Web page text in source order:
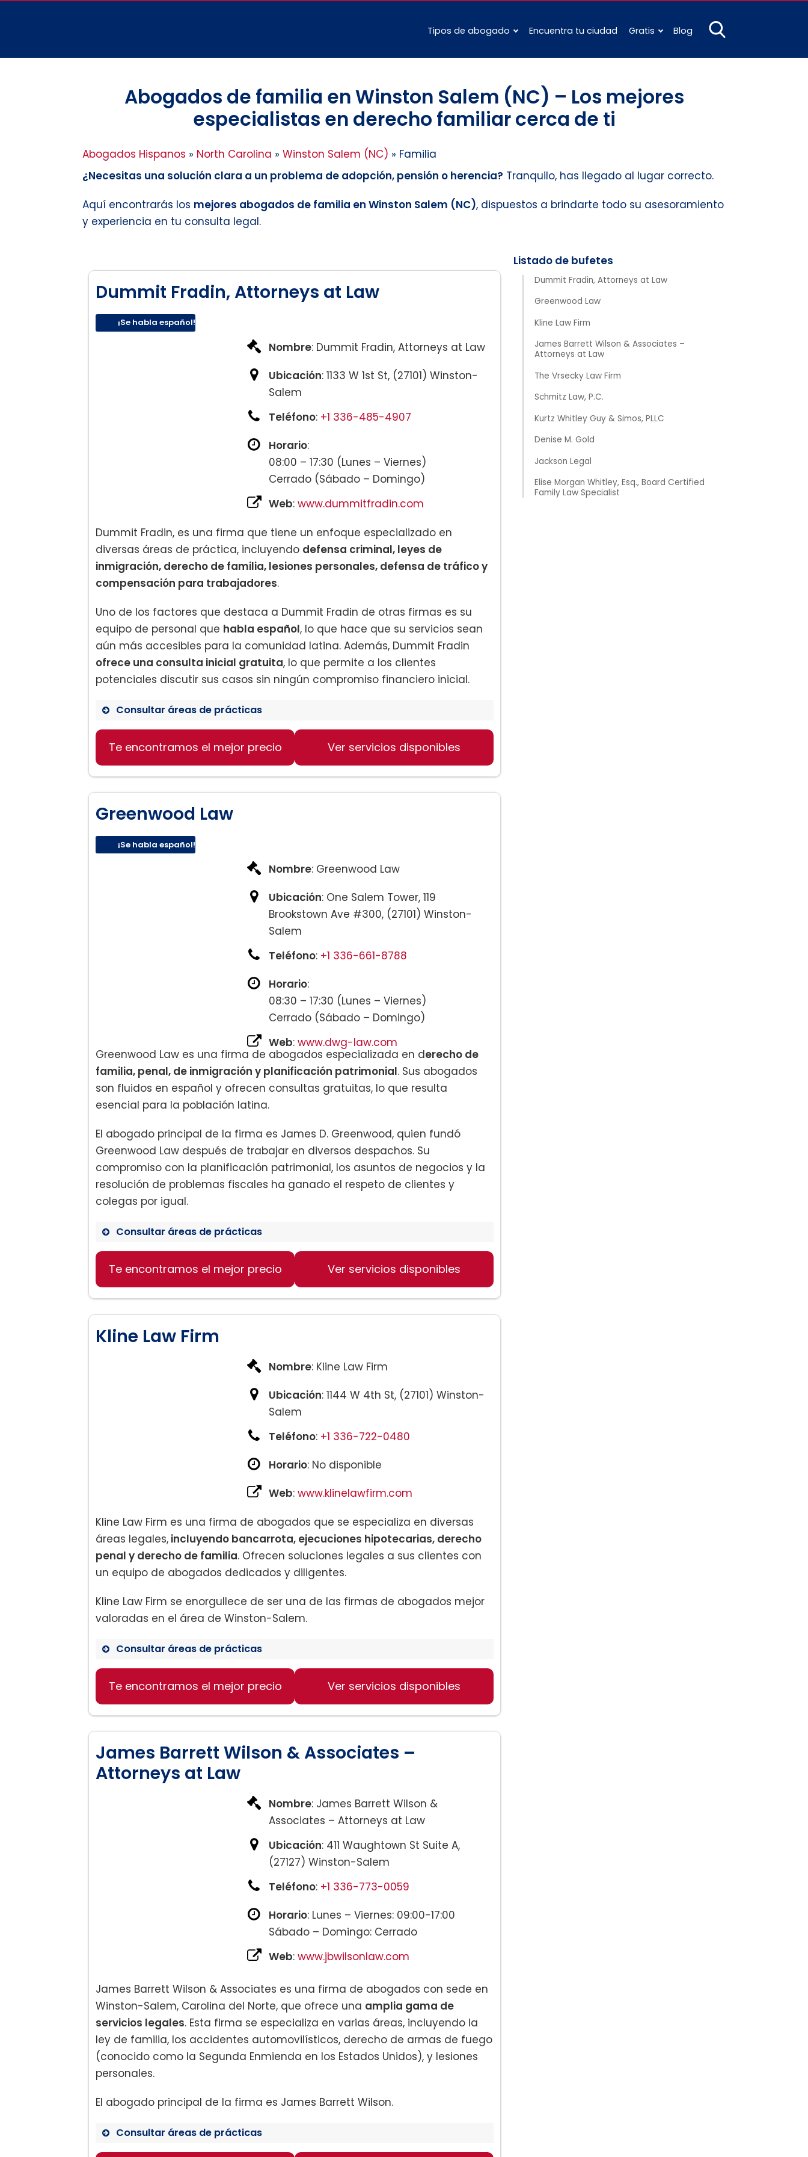
Tipos de abogado Encuentra tu ciudad Gratis Blog
Abogados de familia en Winston Salem (NC) – Los mejores
especialistas en derecho familiar cerca de ti
Abogados Hispanos » North Carolina » Winston Salem (NC) » Familia
¿Necesitas una solución clara a un problema de adopción, pensión o herencia? Tranquilo, has llegado al lugar correcto.
Aquí encontrarás los mejores abogados de familia en Winston Salem (NC), dispuestos a brindarte todo su asesoramiento
y experiencia en tu consulta legal.
Dummit Fradin, Attorneys at Law
Greenwood Law
Kline Law Firm
James Barrett Wilson & Associates –
Attorneys at Law
The Vrsecky Law Firm
Schmitz Law, P.C.
Kurtz Whitley Guy & Simos, PLLC
Denise M. Gold
Jackson Legal
Elise Morgan Whitley, Esq., Board Certified
Family Law Specialist
Dummit Fradin, Attorneys at Law
¡Se habla español!
Nombre: Dummit Fradin, Attorneys at Law
Ubicación: 1133 W 1st St, (27101) Winston-
Salem
Teléfono: +1 336-485-4907
Horario:
08:00 – 17:30 (Lunes – Viernes)
Cerrado (Sábado – Domingo)
Web: www.dummitfradin.com
Dummit Fradin, es una firma que tiene un enfoque especializado en
diversas áreas de práctica, incluyendo defensa criminal, leyes de
inmigración, derecho de familia, lesiones personales, defensa de tráfico y
compensación para trabajadores.
Uno de los factores que destaca a Dummit Fradin de otras firmas es su
equipo de personal que habla español, lo que hace que su servicios sean
aún más accesibles para la comunidad latina. Además, Dummit Fradin
ofrece una consulta inicial gratuita, lo que permite a los clientes
potenciales discutir sus casos sin ningún compromiso financiero inicial.
Consultar áreas de prácticas
Defensa criminal
Leyes de inmigración
Lesiones personales
Defensa de tráfico
Compensación para trabajadores
Te encontramos el mejor precio Ver servicios disponibles
Greenwood Law
¡Se habla español!
Nombre: Greenwood Law
Ubicación: One Salem Tower, 119
Brookstown Ave #300, (27101) Winston-
Salem
Teléfono: +1 336-661-8788
Horario:
08:30 – 17:30 (Lunes – Viernes)
Cerrado (Sábado – Domingo)
Web: www.dwg-law.com
Greenwood Law es una firma de abogados especializada en derecho de
familia, penal, de inmigración y planificación patrimonial. Sus abogados
son fluidos en español y ofrecen consultas gratuitas, lo que resulta
esencial para la población latina.
El abogado principal de la firma es James D. Greenwood, quien fundó
Greenwood Law después de trabajar en diversos despachos. Su
compromiso con la planificación patrimonial, los asuntos de negocios y la
resolución de problemas fiscales ha ganado el respeto de clientes y
colegas por igual.
Consultar áreas de prácticas
Divorcios
Cargos criminales
Planificación patrimonial
Te encontramos el mejor precio Ver servicios disponibles
Kline Law Firm
Nombre: Kline Law Firm
Ubicación: 1144 W 4th St, (27101) Winston-
Salem
Teléfono: +1 336-722-0480
Horario: No disponible
Web: www.klinelawfirm.com
Kline Law Firm es una firma de abogados que se especializa en diversas
áreas legales, incluyendo bancarrota, ejecuciones hipotecarias, derecho
penal y derecho de familia. Ofrecen soluciones legales a sus clientes con
un equipo de abogados dedicados y diligentes.
Kline Law Firm se enorgullece de ser una de las firmas de abogados mejor
valoradas en el área de Winston-Salem.
Consultar áreas de prácticas
Bancarrota
Ejecuciones hipotecarias
Te encontramos el mejor precio Ver servicios disponibles
James Barrett Wilson & Associates –
Attorneys at Law
Nombre: James Barrett Wilson &
Associates – Attorneys at Law
Ubicación: 411 Waughtown St Suite A,
(27127) Winston-Salem
Teléfono: +1 336-773-0059
Horario: Lunes – Viernes: 09:00-17:00
Sábado – Domingo: Cerrado
Web: www.jbwilsonlaw.com
James Barrett Wilson & Associates es una firma de abogados con sede en
Winston-Salem, Carolina del Norte, que ofrece una amplia gama de
servicios legales. Esta firma se especializa en varias áreas, incluyendo la
ley de familia, los accidentes automovilísticos, derecho de armas de fuego
(conocido como la Segunda Enmienda en los Estados Unidos), y lesiones
personales.
El abogado principal de la firma es James Barrett Wilson.
Consultar áreas de prácticas